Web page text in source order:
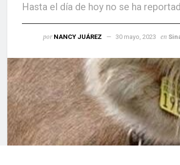
Hasta el día de hoy no se ha
por NANCY JUÁREZ 30 mayo,